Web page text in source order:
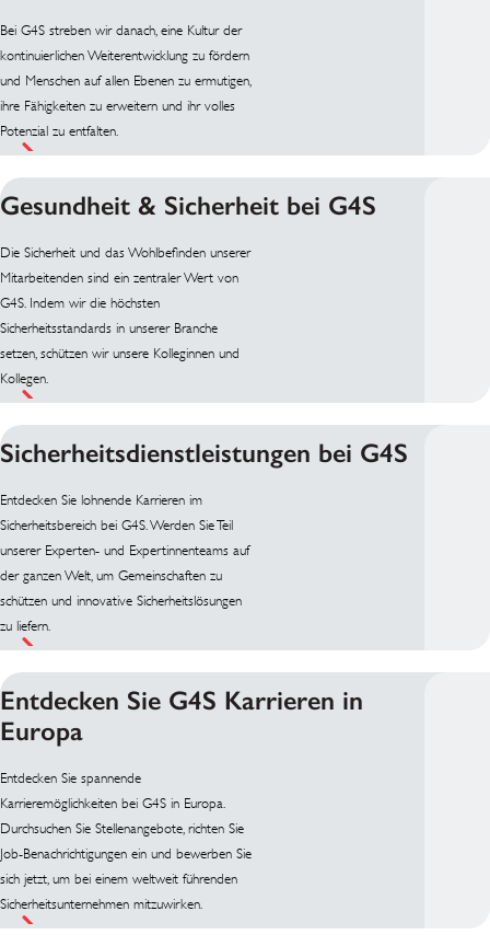
Bei G4S streben wir danach, eine Kultur der
kontinuierlichen Weiterentwicklung zu fördern
und Menschen auf allen Ebenen zu ermutigen,
ihre Fähigkeiten zu erweitern und ihr volles
Potenzial zu entfalten.
Gesundheit & Sicherheit bei G4S
Die Sicherheit und das Wohlbefinden unserer
Mitarbeitenden sind ein zentraler Wert von
G4S. Indem wir die höchsten
Sicherheitsstandards in unserer Branche
setzen, schützen wir unsere Kolleginnen und
Kollegen.
Sicherheitsdienstleistungen bei G4S
Entdecken Sie lohnende Karrieren im
Sicherheitsbereich bei G4S. Werden Sie Teil
unserer Experten- und Expertinnenteams auf
der ganzen Welt, um Gemeinschaften zu
schützen und innovative Sicherheitslösungen
zu liefern.
Entdecken Sie G4S Karrieren in
Europa
Entdecken Sie spannende
Karrieremöglichkeiten bei G4S in Europa.
Durchsuchen Sie Stellenangebote, richten Sie
Job-Benachrichtigungen ein und bewerben Sie
sich jetzt, um bei einem weltweit führenden
Sicherheitsunternehmen mitzuwirken.